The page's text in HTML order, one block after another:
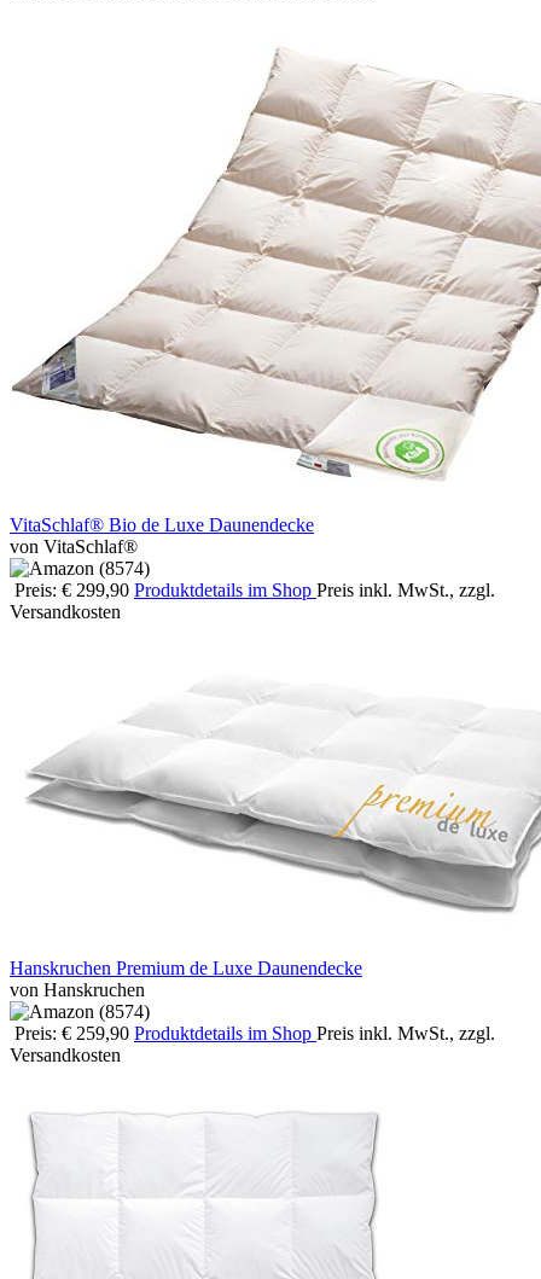
VitaSchlaf® Bio de Luxe Daunendecke
von VitaSchlaf®
Preis: € 299,90 Produktdetails im Shop Preis inkl. MwSt., zzgl.
Versandkosten
Hanskruchen Premium de Luxe Daunendecke
von Hanskruchen
Preis: € 259,90 Produktdetails im Shop Preis inkl. MwSt., zzgl.
Versandkosten